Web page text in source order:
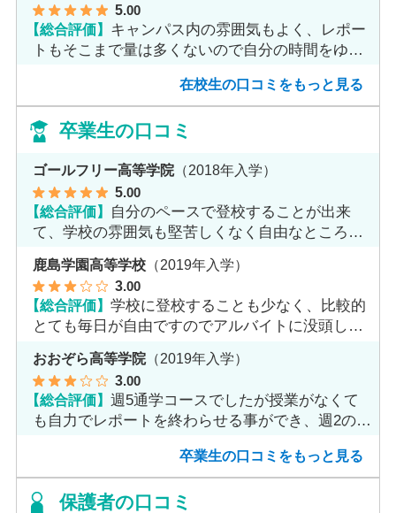
5.00
【総合評価】 キャンパス内の雰囲気もよく、レポー
トもそこまで量は多くないので自分の時間をゆっ
在校生の口コミをもっと見る
卒業生の口コミ
ゴールフリー高等学院（2018年入学）
5.00
【総合評価】 自分のペースで登校することが出来
て、学校の雰囲気も堅苦しくなく自由なところが
鹿島学園高等学校 （2019年入学）
3.00
【総合評価】学校に登校することも少なく、比較的
とても毎日が自由ですのでアルバイトに没頭して
おおぞら高等学院（2019年入学）
3.00
【総合評価】週5通学コースでしたが授業がなくて
も自力でレポートを終わらせる事ができ、週2のコ
卒業生の口コミをもっと見る
保護者の口コミ